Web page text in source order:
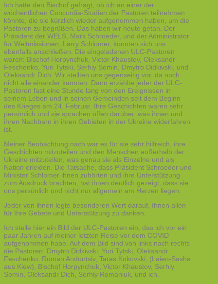
Ich hatte den Bischof gefragt, ob ich an einer der
wöchentlichen Concordia-Studien der Pastoren teilnehmen
könnte, die sie kürzlich wieder aufgenommen haben, um die
Pastoren zu begrüßen. Das haben wir heute getan. Der
Präsident der WELS, Mark Schroeder, und der Administrator
für Weltmissionen, Larry Schlomer, konnten sich uns
ebenfalls anschließen. Die eingeladenen ULC-Pastoren
waren: Bischof Horpynchuk, Victor Khaustov, Oleksandr
Feschenko, Yuri Tytski, Serhiy Somin, Dmytro Didkivski, und
Oleksandr Dich. Wir stellten uns gegenseitig vor, da noch
nicht alle einander kannten. Dann erzählte jeder der ULC-
Pastoren fast eine Stunde lang von den Ereignissen in
seinem Leben und in seinen Gemeinden seit dem Beginn
des Krieges am 24. Februar. Ihre Geschichten waren sehr
persönlich und sie sprachen offen darüber, was ihnen und
ihren Nachbarn in ihren Gebieten in der Ukraine widerfahren
ist.
Meiner Beobachtung nach war es für sie sehr hilfreich, ihre
Geschichten mitzuteilen und den Menschen außerhalb der
Ukraine mitzuteilen, was genau sie als Einzelne und als
Nation erleiden. Die Tatsache, dass Präsident Schroeder und
Minister Schlomer ihnen zuhörten und ihre Unterstützung
zum Ausdruck brachten, hat ihnen deutlich gezeigt, dass sie
uns persönlich und nicht nur allgemein am Herzen liegen.
Jeder von ihnen legte besonderen Wert darauf, Ihnen allen
für Ihre Gebete und Unterstützung zu danken.
Ich stelle hier ein Bild der ULC-Pastoren ein, das ich vor ein
paar Jahren auf meiner letzten Reise vor dem COVID
aufgenommen habe. Auf dem Bild sind von links nach rechts
die Pastoren: Dmytro Didkivski, Yuri Tytski, Oleksandr
Feschenko, Roman Anduntsiv, Taras Kokovski, (Laien-Sasha
aus Kiew), Bischof Horpynchuk, Victor Khaustov, Serhiy
Somin, Oleksandr Dich, Serhiy Romaniuk, und ich.